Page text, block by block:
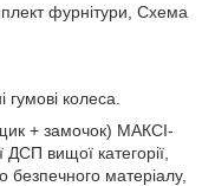
фурнітури, Схема
гумові колеса.
+ замочок) МАКСІ-
вищої категорії,
матеріалу,